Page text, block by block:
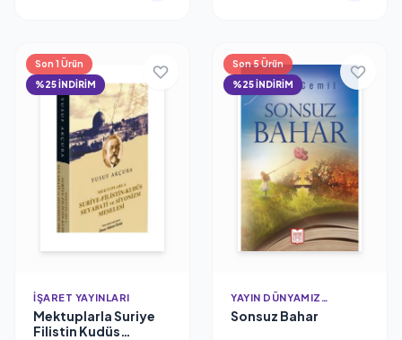
Son 1 Ürün
%25 İNDİRİM
İŞARET YAYINLARI
Mektuplarla Suriye
Filistin Kudüs
Son 5 Ürün
%25 İNDİRİM
YAYIN DÜNYAMIZ
YAYINLARI
Sonsuz Bahar